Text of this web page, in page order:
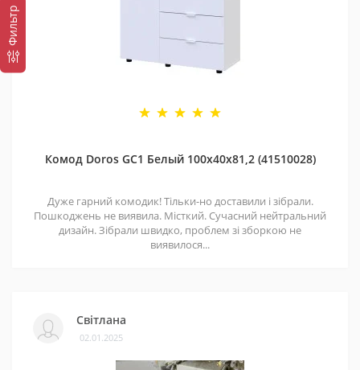
Фильтр
Комод Doros GС1 Белый 100х40х81,2 (41510028)
Дуже гарний комодик! Тільки-но доставили і зібрали.
Пошкоджень не виявила. Місткий. Сучасний нейтральний
дизайн. Зібрали швидко, проблем зі зборкою не
виявилося...
Світлана
02.01.2025